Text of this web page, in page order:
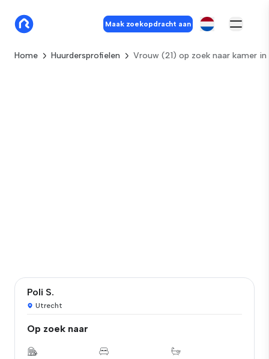
Maak zoekopdracht aan
Home Huurdersprofielen Vrouw (21) op zoek naar kamer
Poli S.
Utrecht
Op zoek naar